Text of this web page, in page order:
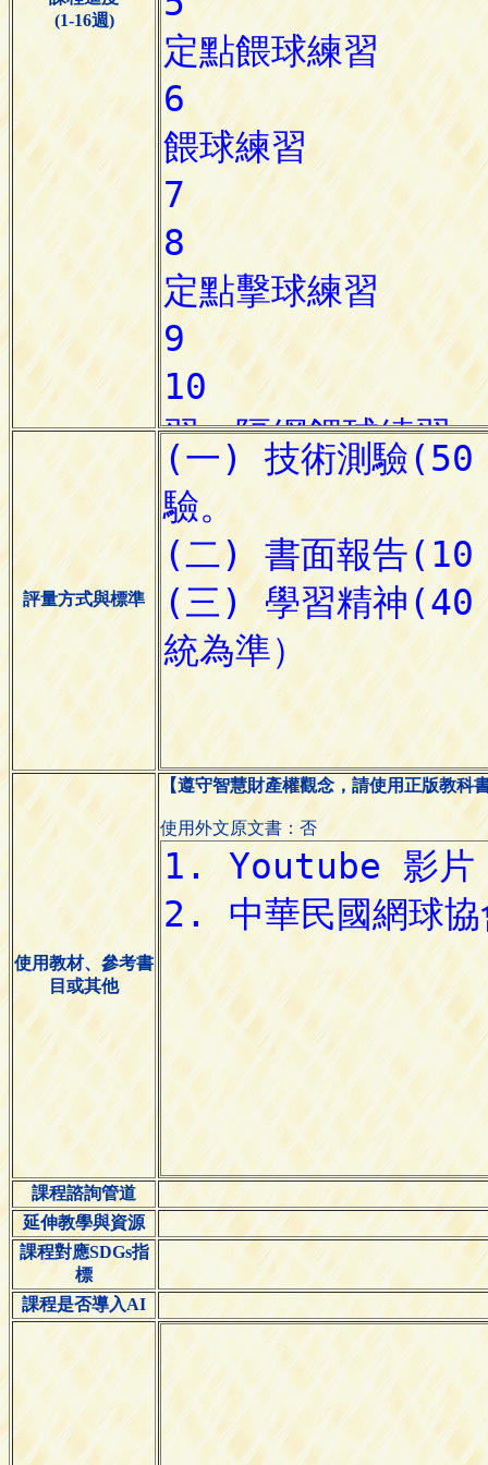
(1-16週)
評量方式與標準
使用教材、參考書
目或其他
【遵守智慧財產權觀念，請使用正版教科
使用外文原文書：否
課程諮詢管道
延伸教學與資源
課程對應SDGs指
標
課程是否導入AI